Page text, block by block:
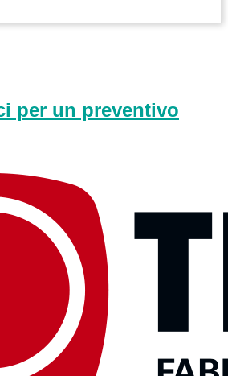
per un preventivo